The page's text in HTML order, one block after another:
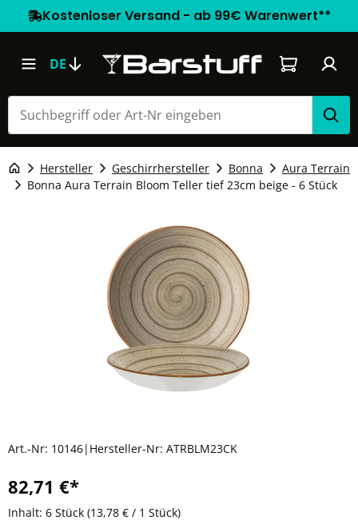
Kostenloser Versand - ab 99€ Warenwert**
DE Warenkorb
Hersteller Geschirrhersteller Bonna
Aura Terrain
Bonna Aura Terrain Bloom Teller tief 23cm beige - 6 Stück
Art.-Nr: 10146| Hersteller-Nr: ATRBLM23CK
82,71 €*
Inhalt: 6 Stück (13,78 € / 1 Stück)